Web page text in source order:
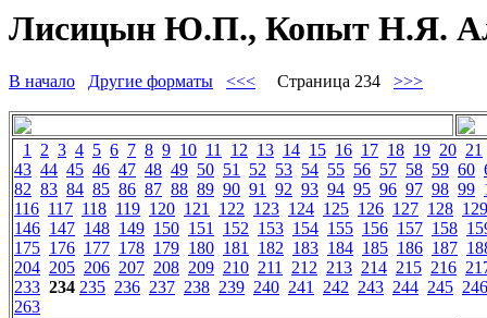
Лисицын Ю.П., Копыт Н.Я.
В начало Другие форматы <<< Страница 234 >>>
1 2 3 4 5 6 7 8 9 10 11 12 13 14 15 16 17 18 19 20 21
43 44 45 46 47 48 49 50 51 52 53 54 55 56 57 58 59 60
82 83 84 85 86 87 88 89 90 91 92 93 94 95 96 97 98 99
116 117 118 119 120 121 122 123 124 125 126 127 128 129
146 147 148 149 150 151 152 153 154 155 156 157 158
175 176 177 178 179 180 181 182 183 184 185 186 187
204 205 206 207 208 209 210 211 212 213 214 215 216
233 234 235 236 237 238 239 240 241 242 243 244 245 246
263